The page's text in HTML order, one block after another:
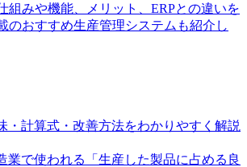
組みや機能、メリット、ERPとの違いを
のおすすめ生産管理システムも紹介し
・計算式・改善方法をわかりやすく解説
業で使われる「生産した製品に占める良